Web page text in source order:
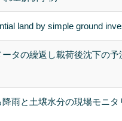
land by simple ground
タの繰返し載荷後沈下の予
雨と土壌水分の現場モニタ